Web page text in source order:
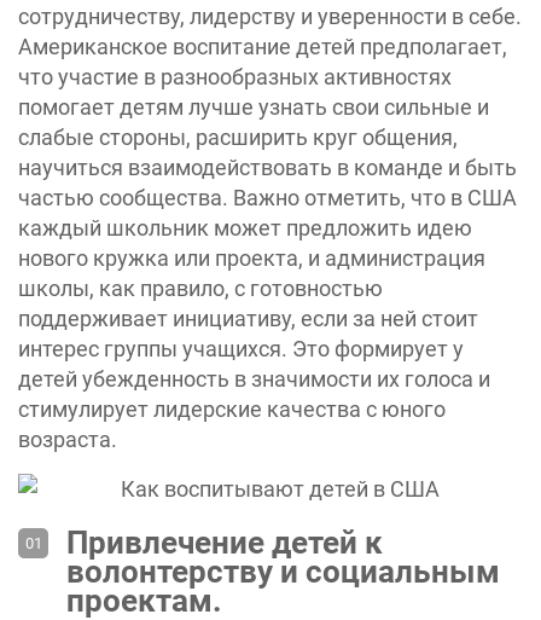
сотрудничеству, лидерству и уверенности в себе.
Американское воспитание детей предполагает,
что участие в разнообразных активностях
помогает детям лучше узнать свои сильные и
слабые стороны, расширить круг общения,
научиться взаимодействовать в команде и быть
частью сообщества. Важно отметить, что в США
каждый школьник может предложить идею
нового кружка или проекта, и администрация
школы, как правило, с готовностью
поддерживает инициативу, если за ней стоит
интерес группы учащихся. Это формирует у
детей убежденность в значимости их голоса и
стимулирует лидерские качества с юного
возраста.
Привлечение детей к
волонтерству и социальным
проектам.